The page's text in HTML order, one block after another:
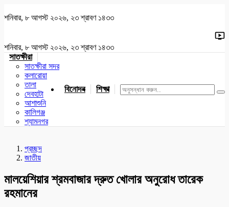
শনিবার, ৮ আগস্ট ২০২৬, ২৩ শ্রাবণ ১৪৩৩
শনিবার, ৮ আগস্ট ২০২৬, ২৩ শ্রাবণ ১৪৩৩
সাতক্ষীরা
সাতক্ষীরা সদর
কলারোয়া
তালা
দেবহাটা
আশাশুনি
কালিগঞ্জ
শ্যামনগর
বিনোদন শিক্ষা খেলাধুলা জাতীয় যশোর
প্রচ্ছদ
জাতীয়
মালয়েশিয়ার শ্রমবাজার দ্রুত খোলার অনুরোধ তারেক
রহমানের